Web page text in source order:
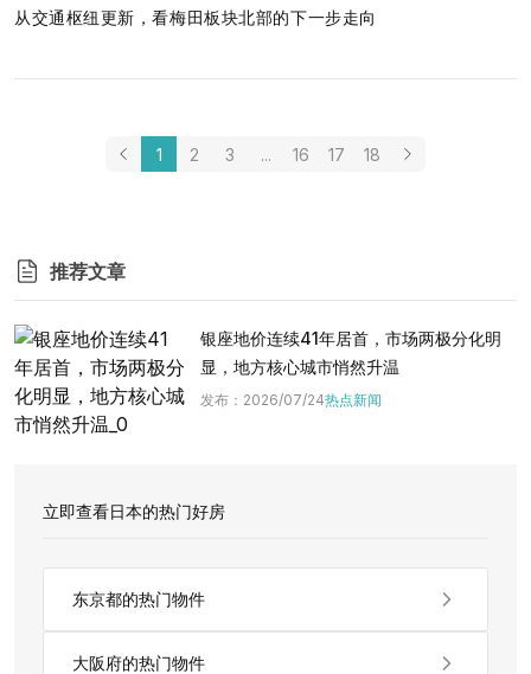
从交通枢纽更新，看梅田板块北部的下一步走向
1 2 3 ... 16 17 18
推荐文章
银座地价连续41年居首，市场两极分化明
显，地方核心城市悄然升温
发布 ： 2026/07/24热点新闻
立即查看日本的热门好房
东京都的热门物件
大阪府的热门物件